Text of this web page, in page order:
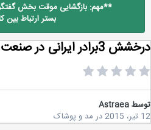
**مهم: بازگشایی موقت بخش
بستر ارتباط بین
ایرانی در صنعت مد جهانی
Astraea
درمد و پوشاک